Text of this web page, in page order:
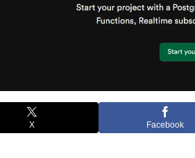
X Facebook